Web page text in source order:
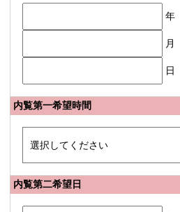
年
月
日
内覧第一希望時間
内覧第二希望日